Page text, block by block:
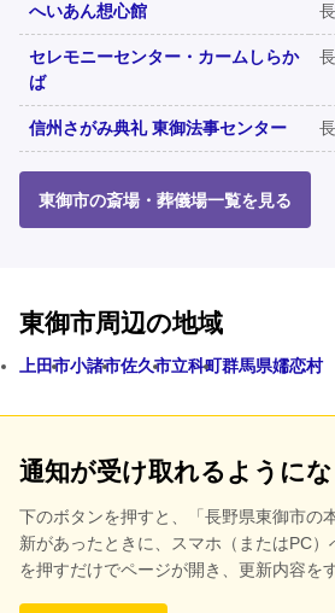
へいあん想心館
セレモニーセンター・カームしらか
ば
信州さがみ典礼 東御法事センター
東御市の斎場・葬儀場一覧を見る
東御市周辺の地域
上田市小諸市佐久市立科町群馬県嬬恋村
通知が受け取れるように
下のボタンを押すと、
「長野県東御市の
新があったときに、スマホ（またはPC
を押すだけでページが開き、更新内容を